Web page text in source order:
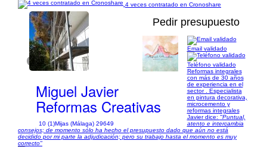
4 veces contratado en Cronoshare
1/25
Pedir presupuesto
Miguel Javier
Reformas Creativas
10 (1)Mijas (Málaga) 29649
Email validado
Teléfono validado
Reformas integrales
con más de 30 años
de experiencia en el
sector . Especialista
en pintura decorativa,
microcemento y
reformas integrales
Javier dice: "Puntual,
atento e intercambia
consejos; de momento sólo ha hecho el presupuesto dado que aún no está
decidido por mi parte la adjudicación; pero su trabajo hasta el momento es muy
correcto"